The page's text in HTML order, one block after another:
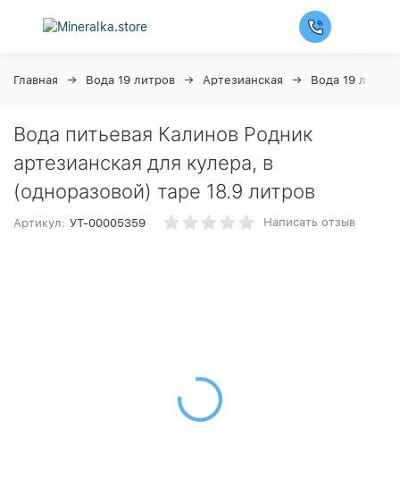
Главная Вода 19 литров Артезианская Вода 19 л
Вода питьевая Калинов Родник
артезианская для кулера, в
(одноразовой) таре 18.9 литров
Артикул: УТ-00005359 Написать отзыв